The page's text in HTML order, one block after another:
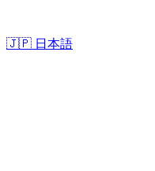
🇯🇵 日本語